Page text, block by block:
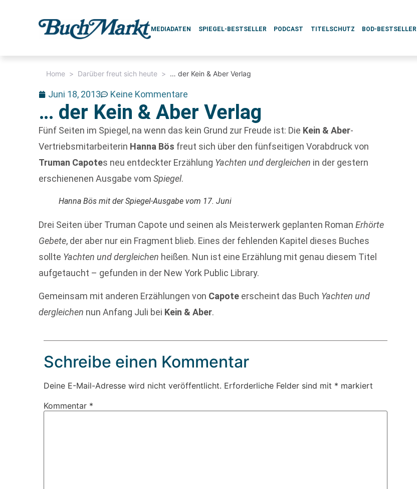
MEDIADATEN SPIEGEL-BESTSELLER PODCAST TITELSCHUTZ BOD-BESTSELLER
Home > Darüber freut sich heute > … der Kein & Aber Verlag
Juni 18, 2013 Keine Kommentare
… der Kein & Aber Verlag
Fünf Seiten im Spiegel, na wenn das kein Grund zur Freude ist: Die Kein & Aber-
Vertriebsmitarbeiterin Hanna Bös freut sich über den fünfseitigen Vorabdruck von
Truman Capotes neu entdeckter Erzählung Yachten und dergleichen in der gestern
erschienenen Ausgabe vomSpiegel.
Hanna Bös mit der Spiegel-Ausgabe vom 17. Juni
Drei Seiten über Truman Capote und seinen als Meisterwerk geplanten RomanErhörte
Gebete, der aber nur ein Fragment blieb. Eines der fehlenden Kapitel dieses Buches
sollte Yachten und dergleichen heißen. Nun ist eine Erzählung mit genau diesem Titel
aufgetaucht – gefunden in der New York Public Library.
Gemeinsam mit anderen Erzählungen von Capote erscheint das Buch Yachten und
dergleichen nun Anfang Juli bei Kein & Aber.
Schreibe einen Kommentar
Deine E-Mail-Adresse wird nicht veröffentlicht. Erforderliche Felder sind mit * markiert
Kommentar *